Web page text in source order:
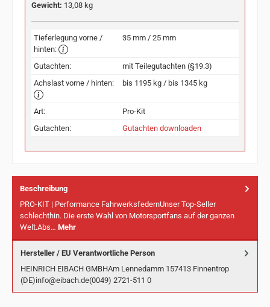
Gewicht: 13,08 kg
Tieferlegung vorne /
hinten:
35 mm / 25 mm
Gutachten:
mit Teilegutachten (§19.3)
Achslast vorne / hinten:
bis 1195 kg / bis 1345 kg
Art:
Pro-Kit
Gutachten:
Gutachten downloaden
Beschreibung
PRO-KIT | Performance FahrwerksfedernUnser Top-Seller
schlechthin. Die erste Wahl von Motorsportfans auf der ganzen
Welt.Abs… Mehr
Hersteller / EU Verantwortliche Person
HEINRICH EIBACH GMBHAm Lennedamm 157413 Finnentrop
(DE)info@eibach.de(0049) 2721-511 0